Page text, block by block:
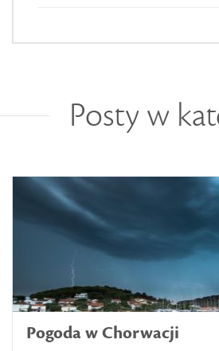
Posty w
Pogoda w Chorwacji